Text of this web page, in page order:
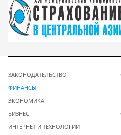
ЗАКОНОДАТЕЛЬСТВО
ФИНАНСЫ
ЭКОНОМИКА
БИЗНЕС
ИНТЕРНЕТ И ТЕХНОЛОГИИ